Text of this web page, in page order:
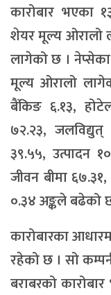
कारोबार भएका
शेयर मूल्य ओरालो
लागेको छ ।
मूल्य ओरालो
बैंकिङ ६.१३,
७२.२३, जलविद्युत्
३९.५५, उत्पादन
जीवन बीमा
०.३४ अङ्कले बढेको
कारोबारका
रहेको छ । सो
बराबरको